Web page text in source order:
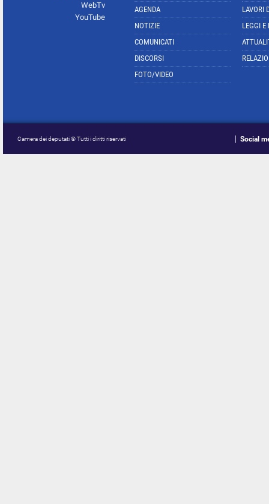
WebTv
YouTube
AGENDA
NOTIZIE
COMUNICATI
DISCORSI
FOTO/VIDEO
LAVORI
LEGGI E
Camera dei deputati © Tutti i diritti riservati Social